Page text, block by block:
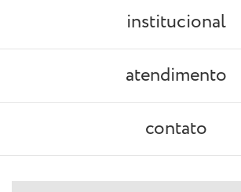
institucional
atendimento
contato